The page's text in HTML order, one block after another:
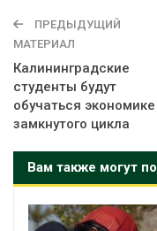
ПРЕДЫДУЩИЙ
МАТЕРИАЛ
Калининградские
студенты будут
обучаться экономике
замкнутого цикла
Вам также могут